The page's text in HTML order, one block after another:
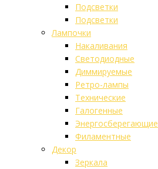
Подсветки
Подсветки
Лампочки
Накаливания
Светодиодные
Диммируемые
Ретро-лампы
Технические
Галогенные
Энергосберегающие
Филаментные
Декор
Зеркала